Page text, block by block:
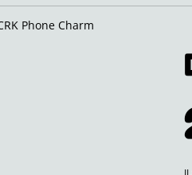
Phone Charm